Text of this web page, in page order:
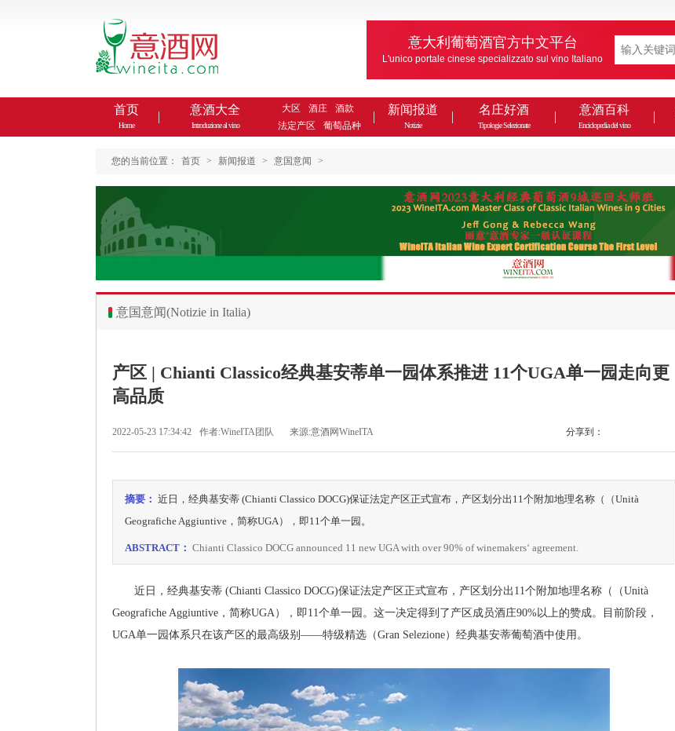
意大利葡萄酒官方中文平台
L'unico portale cinese specializzato sul vino Italiano
首页
Home
意酒大全
Introduzione al vino
大区 酒庄
酒款
法定产区
葡萄品种
新闻报道
Notizie
名庄好酒
Tipologie Selezionate
意酒百科
Enciclopedia del vino
您的当前位置： 首页 > 新闻报道 > 意国意闻 >
意国意闻(Notizie in Italia)
产区 | Chianti Classico经典基安蒂单一园体系推进 11个UGA单一园走向更
高品质
2022-05-23 17:34:42 作者:WineITA团队 来源:意酒网WineITA 分享到：
摘要： 近日，经典基安蒂 (Chianti Classico DOCG)保证法定产区正式宣布，产区划分出11个附加地理名称（（Unità
Geografiche Aggiuntive，简称UGA），即11个单一园。
ABSTRACT： Chianti Classico DOCG announced 11 new UGA with over 90% of winemakers‘ agreement.
近日，经典基安蒂 (Chianti Classico DOCG)保证法定产区正式宣布，产区划分出11个附加地理名称（（Unità
Geografiche Aggiuntive，简称UGA），即11个单一园。这一决定得到了产区成员酒庄90%以上的赞成。目前阶段，
UGA单一园体系只在该产区的最高级别——特级精选（Gran Selezione）经典基安蒂葡萄酒中使用。